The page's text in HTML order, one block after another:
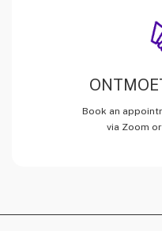
Book an
via Zoom